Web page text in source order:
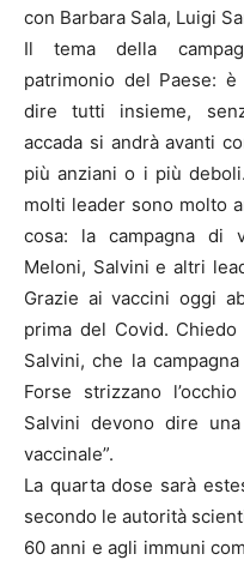
con Barbara Sala, Luigi
Il tema della
patrimonio del Paese:
dire tutti insieme,
accada si andrà avanti
più anziani o i più
molti leader sono molto
cosa: la campagna di
Meloni, Salvini e altri
Grazie ai vaccini oggi
prima del Covid.
Salvini, che la
Forse strizzano
Salvini devono dire
vaccinale”.
La quarta dose sarà
secondo le autorità
60 anni e agli immuni